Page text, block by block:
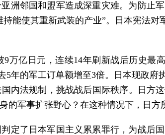
洲邻国和盟军造成深重灾难。为防止
能使其重新武装的产业”。日本宪法
万亿日元，连续14年刷新战后历史最
5年的军工订单额增至3倍。日本现政
内法规制，挑战战后国际秩序。日方
军事扩张野心？在这种情况下，日方
定了日本军国主义累累罪行，为战后